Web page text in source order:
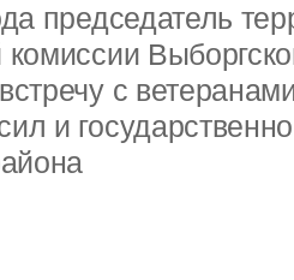
председатель
комиссии
с
и